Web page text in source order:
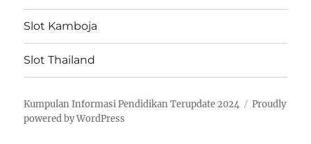
Slot Kamboja
Slot Thailand
Kumpulan Informasi Pendidikan Terupdate 2024
Proudly
powered by WordPress